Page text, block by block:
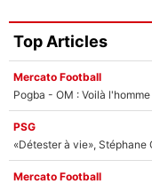
Top Articles
Mercato Football
Pogba - OM : Voilà
PSG
«Détester à vie», Stéphane
Mercato Football